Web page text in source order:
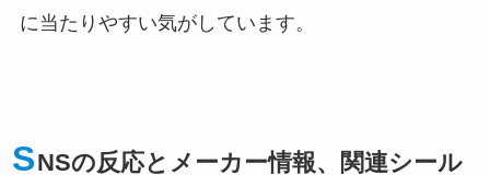
に当たりやすい気がしています。
SNSの反応とメーカー情報、関連シール